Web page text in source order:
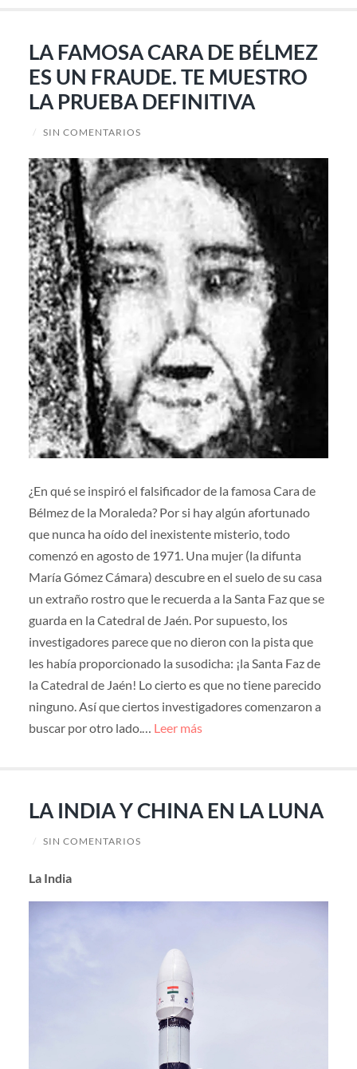
LA FAMOSA CARA DE BÉLMEZ
ES UN FRAUDE. TE MUESTRO
LA PRUEBA DEFINITIVA
/ SIN COMENTARIOS
¿En qué se inspiró el falsificador de la famosa Cara de
Bélmez de la Moraleda? Por si hay algún afortunado
que nunca ha oído del inexistente misterio, todo
comenzó en agosto de 1971. Una mujer (la difunta
María Gómez Cámara) descubre en el suelo de su casa
un extraño rostro que le recuerda a la Santa Faz que se
guarda en la Catedral de Jaén. Por supuesto, los
investigadores parece que no dieron con la pista que
les había proporcionado la susodicha: ¡la Santa Faz de
la Catedral de Jaén! Lo cierto es que no tiene parecido
ninguno. Así que ciertos investigadores comenzaron a
buscar por otro lado.… Leer más
LA INDIA Y CHINA EN LA LUNA
/ SIN COMENTARIOS
La India